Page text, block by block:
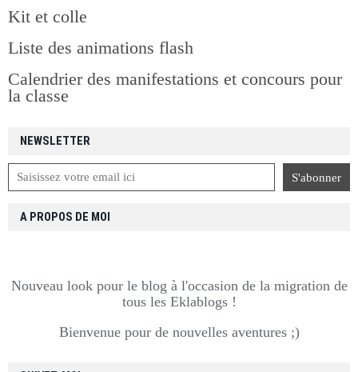
NEWSLETTER
Kit et colle
Liste des animations flash
Calendrier des manifestations et concours pour
la classe
A PROPOS DE MOI
Nouveau look pour le blog à l'occasion de la migration de
tous les Eklablogs !
Bienvenue pour de nouvelles aventures ;)